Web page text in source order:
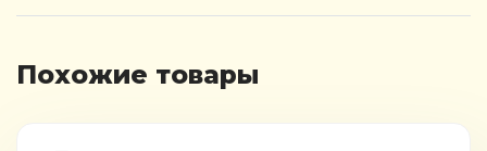
Похожие товары